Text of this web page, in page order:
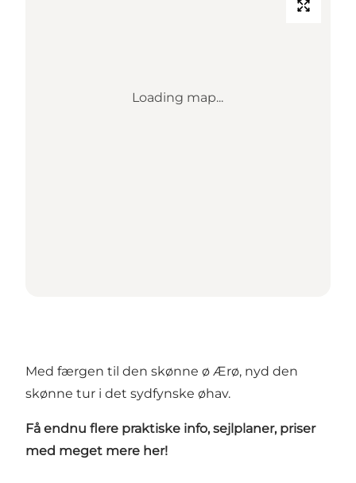
Loading map...
Med færgen til den skønne ø Ærø, nyd den
skønne tur i det sydfynske øhav.
Få endnu flere praktiske info, sejlplaner, priser
med meget mere her!